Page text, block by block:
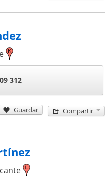
312
Guardar Compartir